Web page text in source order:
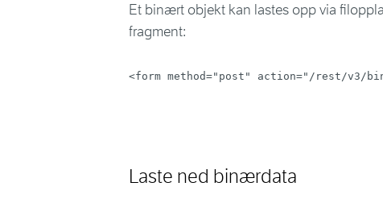
Et binært objekt kan lastes opp via
fragment:
<form method=" post " action=" /rest/v3/
Laste ned binærdata